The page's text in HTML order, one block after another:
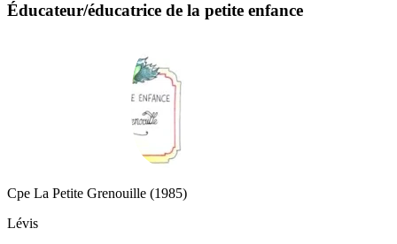
Éducateur/éducatrice de la petite enfance
Cpe La Petite Grenouille (1985)
Lévis